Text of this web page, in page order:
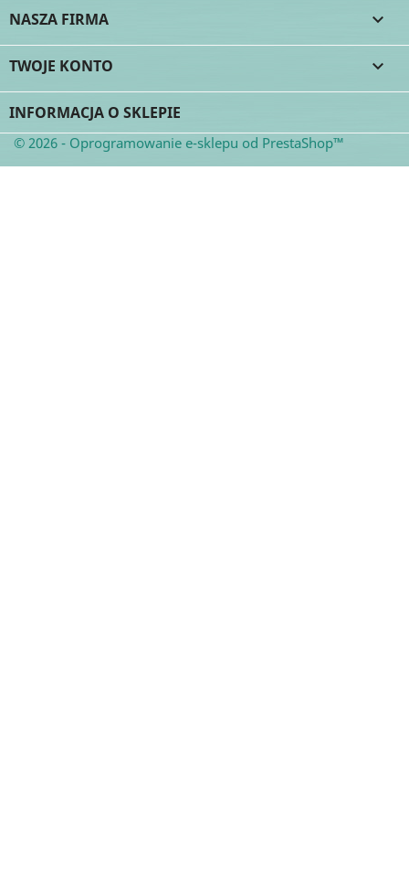
NASZA FIRMA 
TWOJE KONTO 
INFORMACJA O SKLEPIE
© 2026 - Oprogramowanie e-sklepu od PrestaShop™